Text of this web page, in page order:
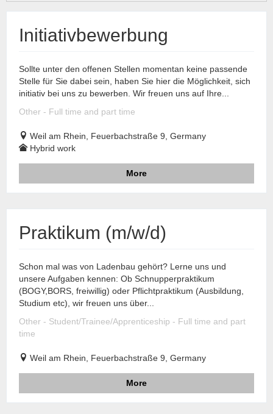
Initiativbewerbung
Sollte unter den offenen Stellen momentan keine passende
Stelle für Sie dabei sein, haben Sie hier die Möglichkeit, sich
initiativ bei uns zu bewerben. Wir freuen uns auf Ihre...
Other - Full time and part time
Weil am Rhein, Feuerbachstraße 9, Germany
Hybrid work
More
Praktikum (m/w/d)
Schon mal was von Ladenbau gehört? Lerne uns und
unsere Aufgaben kennen: Ob Schnupperpraktikum
(BOGY,BORS, freiwillig) oder Pflichtpraktikum (Ausbildung,
Studium etc), wir freuen uns über...
Other - Student/Trainee/Apprenticeship - Full time and part
time
Weil am Rhein, Feuerbachstraße 9, Germany
More